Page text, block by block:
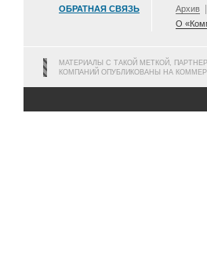
ОБРАТНАЯ СВЯЗЬ Архив
О
МАТЕРИАЛЫ С ТАКОЙ МЕТКОЙ,
КОМПАНИЙ ОПУБЛИКОВАНЫ НА